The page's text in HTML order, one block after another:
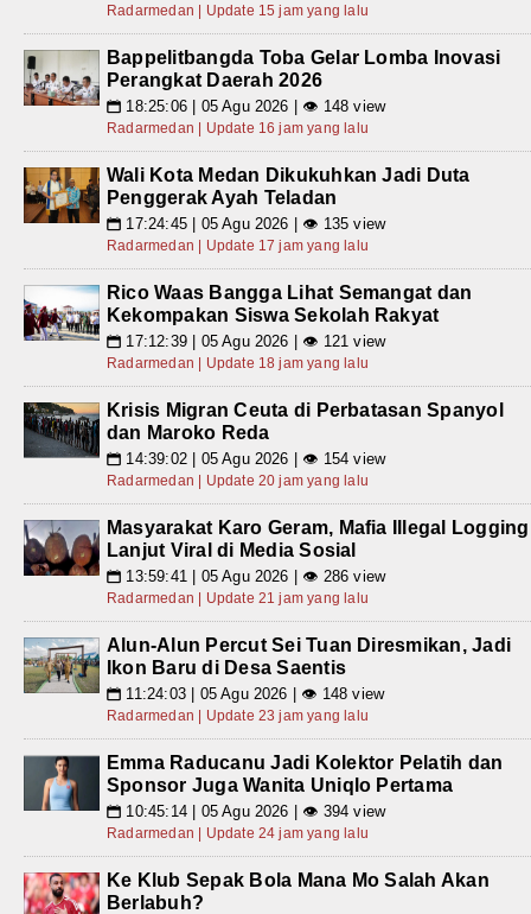
Radarmedan | Update 15 jam yang lalu
Bappelitbangda Toba Gelar Lomba Inovasi
Perangkat Daerah 2026
📅 18:25:06 | 05 Agu 2026 | 👁 148 view
Radarmedan | Update 16 jam yang lalu
Wali Kota Medan Dikukuhkan Jadi Duta
Penggerak Ayah Teladan
📅 17:24:45 | 05 Agu 2026 | 👁 135 view
Radarmedan | Update 17 jam yang lalu
Rico Waas Bangga Lihat Semangat dan
Kekompakan Siswa Sekolah Rakyat
📅 17:12:39 | 05 Agu 2026 | 👁 121 view
Radarmedan | Update 18 jam yang lalu
Krisis Migran Ceuta di Perbatasan Spanyol
dan Maroko Reda
📅 14:39:02 | 05 Agu 2026 | 👁 154 view
Radarmedan | Update 20 jam yang lalu
Masyarakat Karo Geram, Mafia Illegal Logging
Lanjut Viral di Media Sosial
📅 13:59:41 | 05 Agu 2026 | 👁 286 view
Radarmedan | Update 21 jam yang lalu
Alun-Alun Percut Sei Tuan Diresmikan, Jadi
Ikon Baru di Desa Saentis
📅 11:24:03 | 05 Agu 2026 | 👁 148 view
Radarmedan | Update 23 jam yang lalu
Emma Raducanu Jadi Kolektor Pelatih dan
Sponsor Juga Wanita Uniqlo Pertama
📅 10:45:14 | 05 Agu 2026 | 👁 394 view
Radarmedan | Update 24 jam yang lalu
Ke Klub Sepak Bola Mana Mo Salah Akan
Berlabuh?